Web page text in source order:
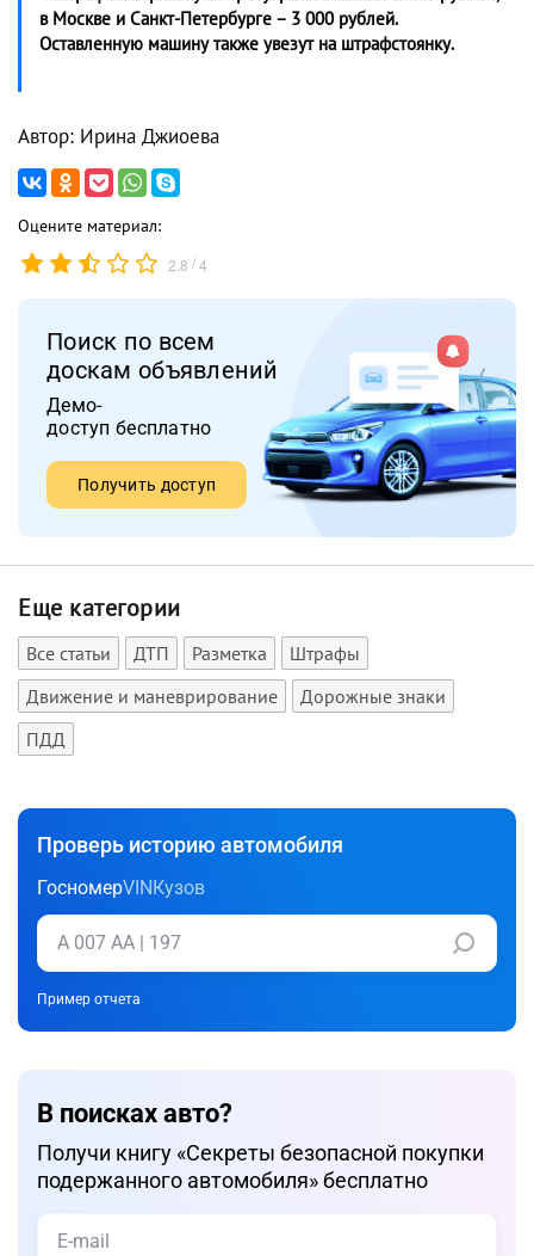
в Москве и Санкт-Петербурге – 3 000 рублей.
Оставленную машину также увезут на штрафстоянку.
Автор: Ирина Джиоева
Оцените материал:
2.8 /4
Поиск по всем
доскам объявлений
Демо-
доступ бесплатно
Получить доступ
Еще категории
Все статьи ДТП Разметка
Штрафы
Движение и маневрирование
Дорожные знаки
ПДД
Проверь историю автомобиля
ГосномерVINКузов
Пример отчета
В поисках авто?
Получи книгу «Cекреты безопасной покупки
подержанного автомобиля» бесплатно